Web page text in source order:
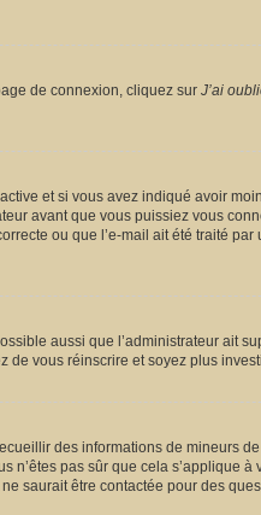
de connexion, cliquez sur J’ai
et si vous avez indiqué avoir
avant que vous puissiez vous
ou que l’e-mail ait été traité
aussi que l’administrateur ait
vous réinscrire et soyez plus
des informations de mineurs
pas sûr que cela s’applique
saurait être contactée pour des